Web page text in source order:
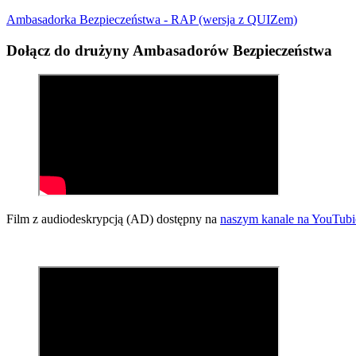
Ambasadorka Bezpieczeństwa - RAP (wersja z QUIZem)
Dołącz do drużyny Ambasadorów Bezpieczeństwa
Film z audiodeskrypcją (AD) dostępny na naszym kanale na